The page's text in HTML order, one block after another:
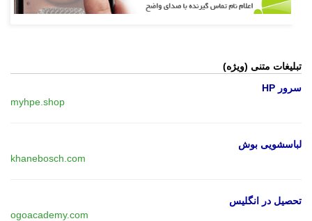
تبلیغات متنی (ویژه)
سرور HP
myhpe.shop
لباسشویی بوش
khanebosch.com
تحصیل در انگلیس
ogoacademy.com